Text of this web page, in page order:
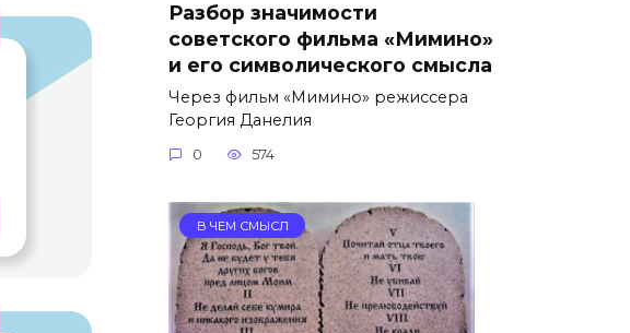
Разбор значимости
советского фильма «Мимино»
и его символического смысла
Через фильм «Мимино» режиссера
Георгия Данелия
0 574
В ЧЕМ СМЫСЛ